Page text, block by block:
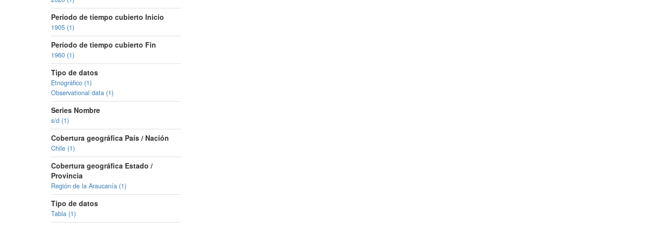
Período de tiempo cubierto Inicio
1905 (1)
Período de tiempo cubierto Fin
1960 (1)
Tipo de datos
Etnográfico (1)
Observational data (1)
Series Nombre
s/d (1)
Cobertura geográfica País / Nación
Chile (1)
Cobertura geográfica Estado /
Provincia
Región de la Araucanía (1)
Tipo de datos
Tabla (1)